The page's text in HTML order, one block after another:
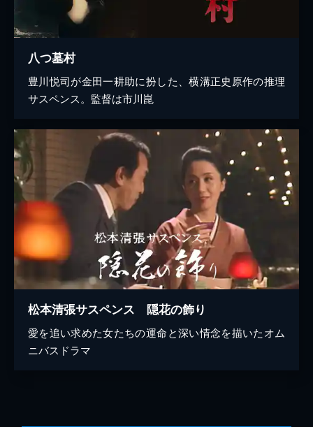
八つ墓村
豊川悦司が金田一耕助に扮した、横溝正史原作の推理
サスペンス。監督は市川崑
松本清張サスペンス 隠花の飾り
愛を追い求めた女たちの運命と深い情念を描いたオム
ニバスドラマ